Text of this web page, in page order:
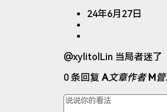
24年6月27日
@xylitolLin 当局者迷了
0 条回复 A文章作者 M